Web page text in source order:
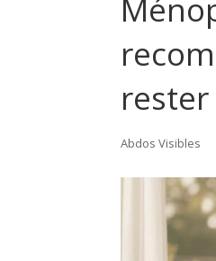
Abdos Visibles